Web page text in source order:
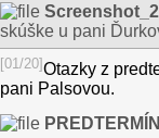
skúške u pani
[01/20]Otazky z
pani Palsovou.